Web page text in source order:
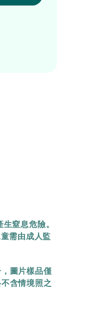
窒息危險。
需由成人監
圖片樣品僅
含情境照之